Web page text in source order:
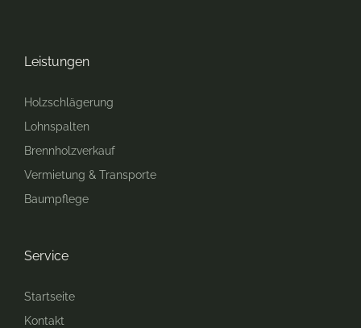
Service
Startseite
Kontakt
Leistungen
Holzschlägerung
Lohnspalten
Brennholzverkauf
Vermietung & Transporte
Baumpflege